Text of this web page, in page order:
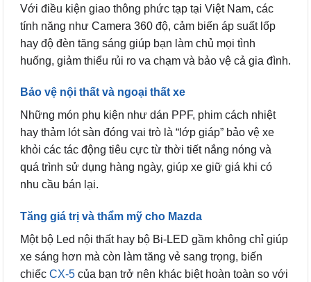
Với điều kiện giao thông phức tạp tại Việt Nam, các
tính năng như Camera 360 độ, cảm biến áp suất lốp
hay độ đèn tăng sáng giúp bạn làm chủ mọi tình
huống, giảm thiểu rủi ro va chạm và bảo vệ cả gia đình.
Bảo vệ nội thất và ngoại thất xe
Những món phụ kiện như dán PPF, phim cách nhiệt
hay thảm lót sàn đóng vai trò là “lớp giáp” bảo vệ xe
khỏi các tác động tiêu cực từ thời tiết nắng nóng và
quá trình sử dụng hàng ngày, giúp xe giữ giá khi có
nhu cầu bán lại.
Tăng giá trị và thẩm mỹ cho Mazda
Một bộ Led nội thất hay bộ Bi-LED gầm không chỉ giúp
xe sáng hơn mà còn làm tăng vẻ sang trọng, biến
chiếc CX-5 của bạn trở nên khác biệt hoàn toàn so với